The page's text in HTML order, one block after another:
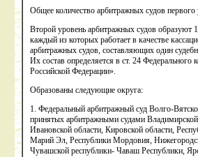
Общее количество арбитражных судов
Второй уровень арбитражных судов образуют
каждый из которых работает в качестве
арбитражных судов, составляющих один
Их состав определяется в ст. 24
Российской Федерации».
Образованы следующие округа:
1. Федеральный арбитражный суд Волго-
принятых арбитражными судами Владимирской
Ивановской области, Кировской области,
Марий Эл, Республики Мордовия,
Чувашской республики- Чаваш Республики,